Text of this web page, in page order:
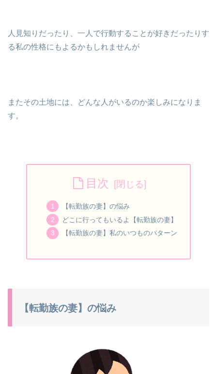
人見知りだったり、一人で行動することが好きだったりす
る私の性格にもよるかもしれませんが
またその土地には、どんな人がいるのか楽しみになりま
す。
目次
【転勤族の妻】の悩み
どこに行ってもいるよ【転勤族の妻】
【転勤族の妻】私のいつものパターン
【転勤族の妻】の悩み